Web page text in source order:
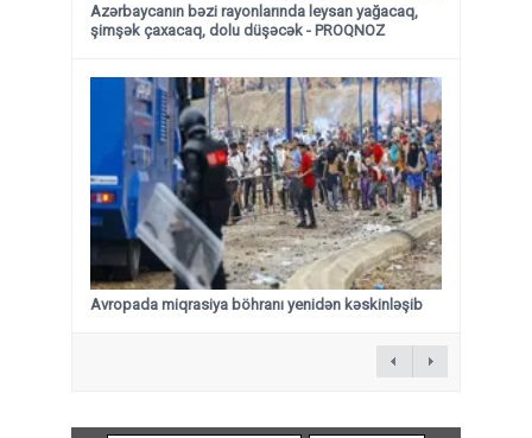
Azərbaycanın bəzi rayonlarında leysan yağacaq,
şimşək çaxacaq, dolu düşəcək - PROQNOZ
Avropada miqrasiya böhranı yenidən kəskinləşib